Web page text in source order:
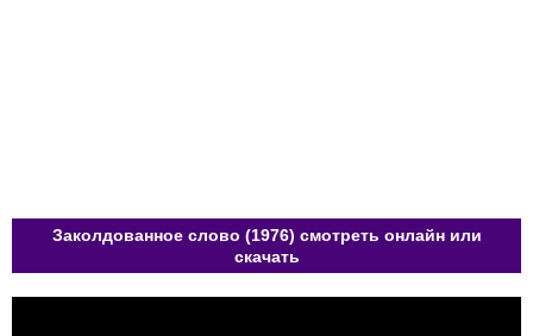
Заколдованное слово (1976) смотреть онлайн или
скачать